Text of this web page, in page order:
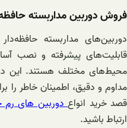
فروش دوربین مداربسته
دوربین‌های مداربسته
قابلیت‌های پیشرفته و نصب
محیط‌های مختلف هستند. این
مداوم و دقیق، اطمینان خاطر را
قصد خرید انواعدوربین های رم
ارتباط باشید.